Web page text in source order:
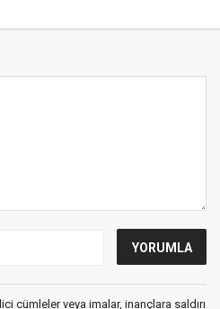
cümleler veya imalar, inançlara saldırı